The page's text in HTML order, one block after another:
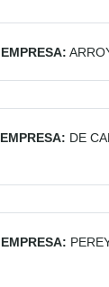
EMPRESA:
EMPRESA: DE
EMPRESA: